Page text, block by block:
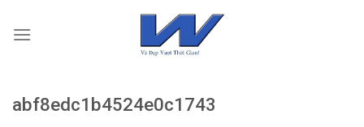
abf8edc1b4524e0c1743